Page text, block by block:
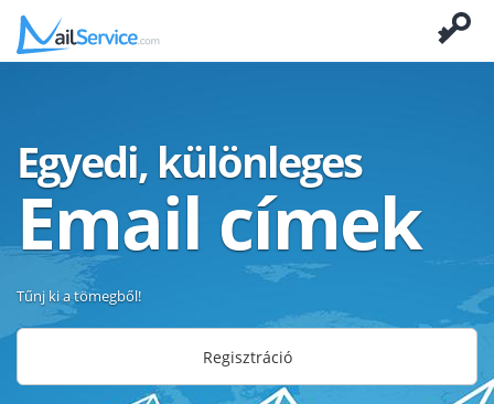
Egyedi, különleges
Email címek
Tűnj ki a tömegből!
Regisztráció